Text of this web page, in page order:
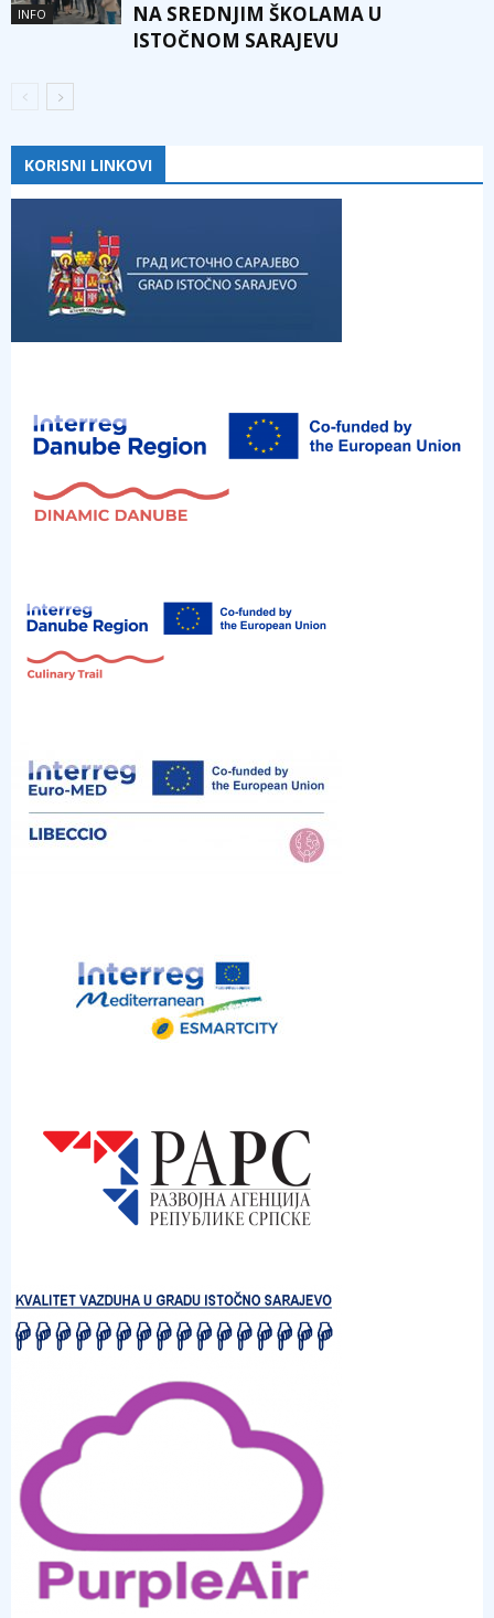
INFO
NA SREDNJIM ŠKOLAMA U
ISTOČNOM SARAJEVU
KORISNI LINKOVI